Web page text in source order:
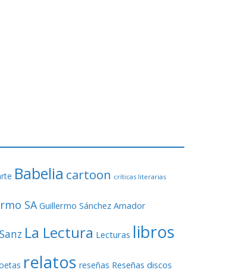
Babelia cartoon críticas literarias
SA Guillermo Sánchez Amador
La Lectura Lecturas libros
relatos reseñas Reseñas discos